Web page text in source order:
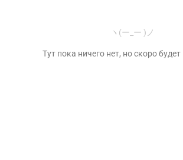
ヽ(ー_ー )ノ
Тут пока ничего нет, но скоро будет